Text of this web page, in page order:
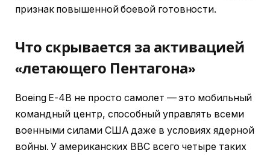
признак повышенной боевой готовности.
Что скрывается за активацией
«летающего Пентагона»
Boeing E-4B не просто самолет — это мобильный
командный центр, способный управлять всеми
военными силами США даже в условиях ядерной
войны. У американских ВВС всего четыре таких